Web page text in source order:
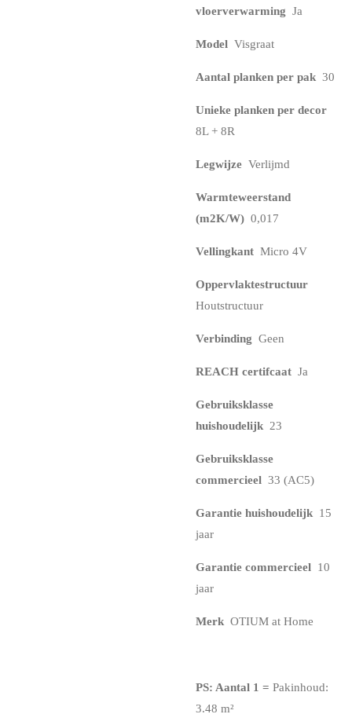
vloerverwarming Ja
Model Visgraat
Aantal planken per pak 30
Unieke planken per decor
8L + 8R
Legwijze Verlijmd
Warmteweerstand
(m2K/W) 0,017
Vellingkant Micro 4V
Oppervlaktestructuur
Houtstructuur
Verbinding Geen
REACH certifcaat Ja
Gebruiksklasse
huishoudelijk 23
Gebruiksklasse
commercieel 33 (AC5)
Garantie huishoudelijk 15
jaar
Garantie commercieel 10
jaar
Merk OTIUM at Home
PS: Aantal 1 = Pakinhoud:
3.48 m²